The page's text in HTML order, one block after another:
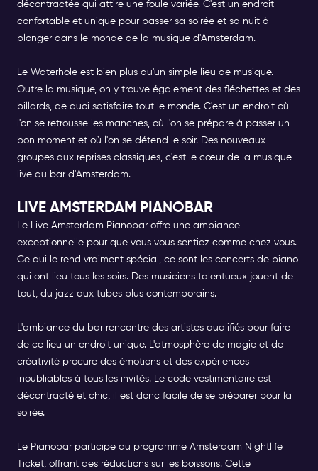
décontractée qui attire une foule variée. C'est un endroit
confortable et unique pour passer sa soirée et sa nuit à
plonger dans le monde de la musique d'Amsterdam.
Le Waterhole est bien plus qu'un simple lieu de musique.
Outre la musique, on y trouve également des fléchettes et des
billards, de quoi satisfaire tout le monde. C'est un endroit où
l'on se retrousse les manches, où l'on se prépare à passer un
bon moment et où l'on se détend le soir. Des nouveaux
groupes aux reprises classiques, c'est le cœur de la musique
live du bar d'Amsterdam.
LIVE AMSTERDAM PIANOBAR
Le Live Amsterdam Pianobaroffre une ambiance
exceptionnelle pour que vous vous sentiez comme chez vous.
Ce qui le rend vraiment spécial, ce sont les concerts de piano
qui ont lieu tous les soirs. Des musiciens talentueux jouent de
tout, du jazz aux tubes plus contemporains.
L'ambiance du bar rencontre des artistes qualifiés pour faire
de ce lieu un endroit unique. L'atmosphère de magie et de
créativité procure des émotions et des expériences
inoubliables à tous les invités. Le code vestimentaire est
décontracté et chic, il est donc facile de se préparer pour la
soirée.
Le Pianobar participe au programme Amsterdam Nightlife
Ticket, offrant des réductions sur les boissons. Cette